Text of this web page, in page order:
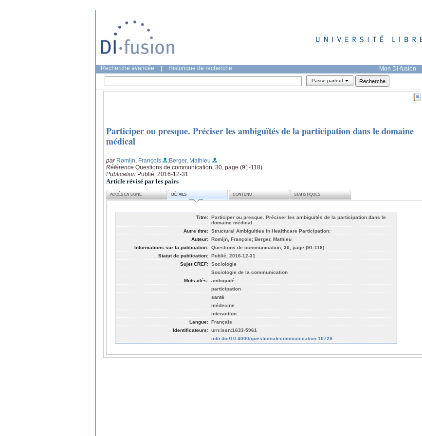
Recherche avancée Historique de recherche Mon DI-fusion
Passe-partout
Participer ou presque. Préciser les ambiguïtés de la participation dans le domaine
médical
par Romijn, François
;Berger, Mathieu
Référence Questions de communication, 30, page (91-118)
Publication Publié, 2016-12-31
Article révisé par les pairs
ACCÈS EN LIGNE DÉTAILS CONTENU STATISTIQUES
Titre: Participer ou presque. Préciser les ambiguïtés de la participation dans le
domaine médical
Autre titre: Structural Ambiguities in Healthcare Participation:
Auteur: Romijn, François; Berger, Mathieu
Informations sur la publication: Questions de communication, 30, page (91-118)
Statut de publication: Publié, 2016-12-31
Sujet CREF: Sociologie
Sociologie de la communication
Mots-clés: ambiguïté
participation
santé
médecine
interaction
Langue: Français
Identificateurs: urn:issn:1633-5961
info:doi/10.4000/questionsdecommunication.10729